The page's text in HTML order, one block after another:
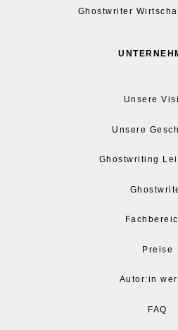
Ghostwriter
Unsere
Unsere
Ghostwriting
Preise
Autor:in
FAQ